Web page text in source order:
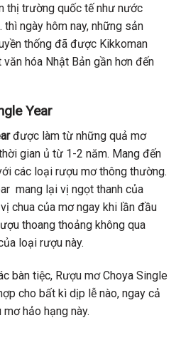
thị trường quốc tế như nước
ngày hôm nay, những sản
thống đã được Kikkoman
hóa Nhật Bản gần hơn đến
Year
được làm từ những quả mơ
gian ủ từ 1-2 năm. Mang đến
các loại rượu mơ thông thường.
mang lại vị ngọt thanh của
chua của mơ ngay khi lần đầu
thoang thoảng không qua
loại rượu này.
bàn tiệc, Rượu mơ Choya Single
cho bất kì dịp lễ nào, ngay cả
hảo hạng này.